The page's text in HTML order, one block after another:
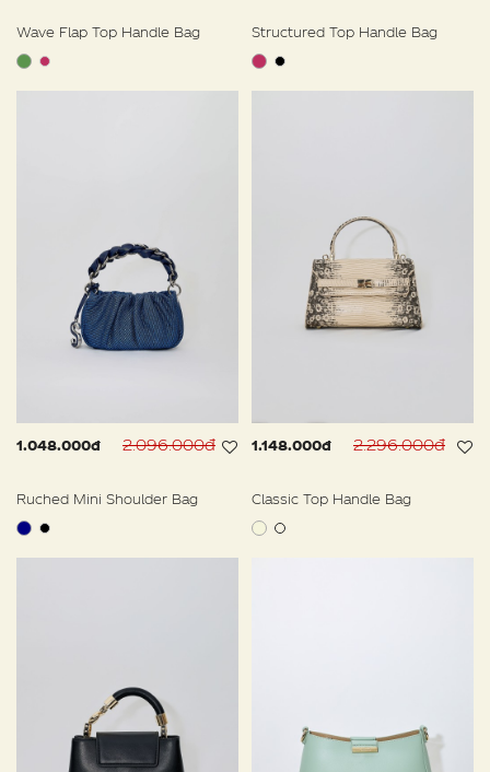
Wave Flap Top Handle Bag Structured Top Handle Bag
1.048.000đ 2.096.000đ
Ruched Mini Shoulder Bag
1.148.000đ 2.296.000đ
Classic Top Handle Bag